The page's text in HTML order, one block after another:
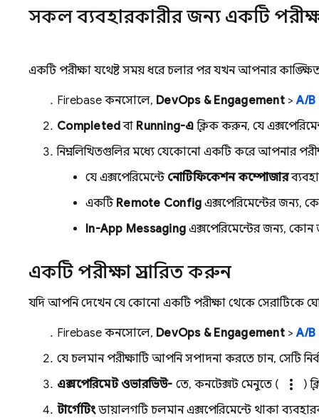
সকল ব্যবহারকারীর জন্য একটি
একটি পরীক্ষা যথেষ্ট সময় ধরে চলার পর যখন আপনার
Firebase কনসোলে, DevOps & Engagement>A/
Completedবা Running-এ ক্লিক করুন, যে
নিম্নলিখিতগুলির মধ্যে যেকোনো একটি করে আপনার
যে এক্সপেরিমেন্টে নোটিফিকেশন কম্পোজার
একটি Remote Config এক্সপেরিমেন্টের জন্য,
In-App Messaging এক্সপেরিমেন্টের জন্য, কোন
একটি পরীক্ষা প্রসারিত করুন
যদি আপনি দেখেন যে কোনো একটি পরীক্ষা থেকে সেরাটিকে
Firebase কনসোলে, DevOps & Engagement>A/
যে চলমান পরীক্ষাটি আপনি সম্পাদনা করতে চান, সেটি
এক্সপেরিমেন্ট ওভারভিউ- তে, কনটেক্সট মেনুতে ( more_vert
)
টার্গেটিংডায়ালগটি চলমান এক্সপেরিমেন্টে থাকা